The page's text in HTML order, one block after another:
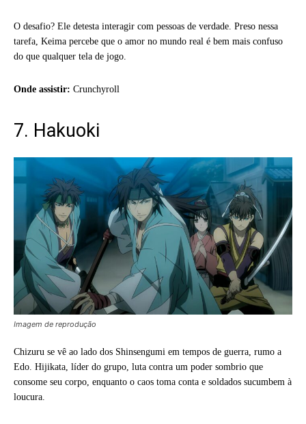
O desafio? Ele detesta interagir com pessoas de verdade. Preso nessa
tarefa, Keima percebe que o amor no mundo real é bem mais confuso
do que qualquer tela de jogo.
Onde assistir: Crunchyroll
7. Hakuoki
Imagem de reprodução
Chizuru se vê ao lado dos Shinsengumi em tempos de guerra, rumo a
Edo. Hijikata, líder do grupo, luta contra um poder sombrio que
consome seu corpo, enquanto o caos toma conta e soldados sucumbem à
loucura.